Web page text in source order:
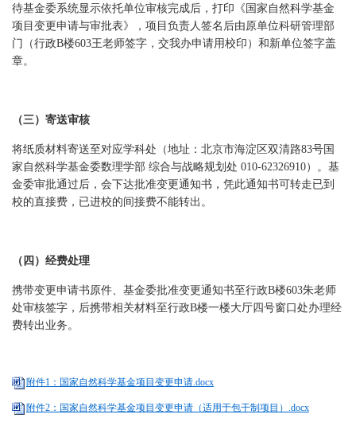
待基金委系统显示依托单位审核完成后，打印《国家自然科学基金
项目变更申请与审批表》，项目负责人签名后由原单位科研管理部
门（行政B楼603王老师签字，交我办申请用校印）和新单位签字盖
章。
（三）寄送审核
将纸质材料寄送至对应学科处（地址：北京市海淀区双清路83号国
家自然科学基金委数理学部 综合与战略规划处 010-62326910）。基
金委审批通过后，会下达批准变更通知书，凭此通知书可转走已到
校的直接费，已进校的间接费不能转出。
（四）经费处理
携带变更申请书原件、基金委批准变更通知书至行政B楼603朱老师
处审核签字，后携带相关材料至行政B楼一楼大厅四号窗口处办理经
费转出业务。
附件1：国家自然科学基金项目变更申请.docx
附件2：国家自然科学基金项目变更申请（适用于包干制项目）.docx